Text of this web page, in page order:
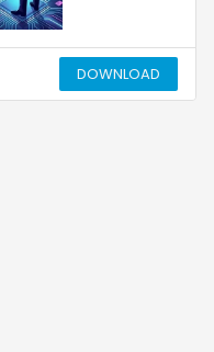
DOWNLOAD